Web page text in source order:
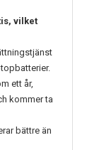
vilket
ett år,
kommer ta
bättre än